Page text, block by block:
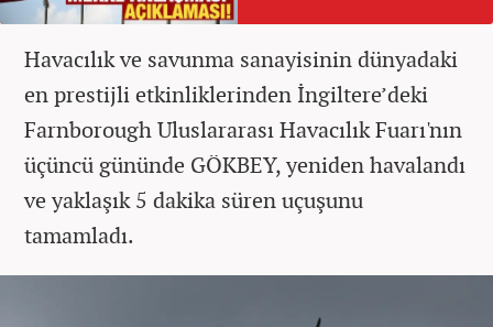
Havacılık ve savunma sanayisinin dünyadaki
en prestijli etkinliklerinden İngiltere’deki
Farnborough Uluslararası Havacılık Fuarı'nın
üçüncü gününde GÖKBEY, yeniden havalandı
ve yaklaşık 5 dakika süren uçuşunu
tamamladı.